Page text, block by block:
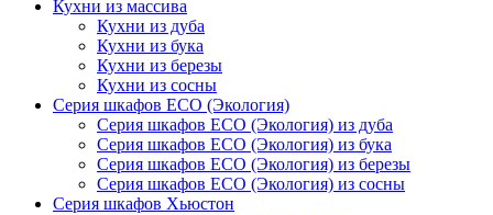
Кухни из массива
Кухни из дуба
Кухни из бука
Кухни из березы
Кухни из сосны
Серия шкафов ECO (Экология)
Серия шкафов ECO (Экология) из дуба
Серия шкафов ECO (Экология) из бука
Серия шкафов ECO (Экология) из березы
Серия шкафов ECO (Экология) из сосны
Серия шкафов Хьюстон